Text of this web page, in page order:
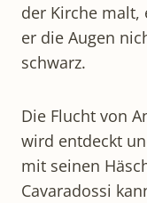
der Kirche malt,
er die Augen
schwarz.
Die Flucht von
wird entdeckt
mit seinen
Cavaradossi